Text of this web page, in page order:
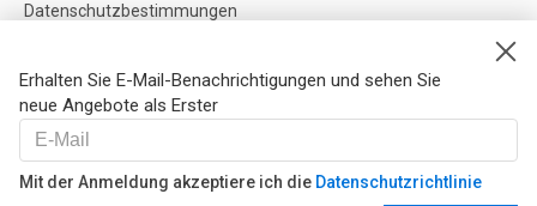
Erhalten Sie E-Mail-Benachrichtigungen und sehen Sie
neue Angebote als Erster
Mit der Anmeldung akzeptiere ich die Datenschutzrichtlinie
Datenschutzbestimmungen
Cookie-Einstellunge
Hilfe
FAQ
Unsere Partner